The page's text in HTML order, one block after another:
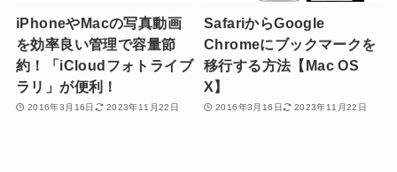
iPhoneやMacの写真動画
を効率良い管理で容量節
約！「iCloudフォトライブ
ラリ」が便利！
2016年3月16日 2023年11月22日
SafariからGoogle
Chromeにブックマークを
移行する方法【Mac OS
X】
2016年3月16日 2023年11月22日